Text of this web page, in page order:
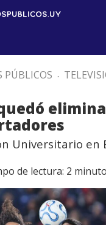
PÚBLICOS .
Universitario en
de lectura: 2